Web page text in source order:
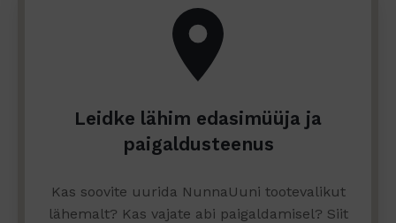
Leidke lähim edasimüüja ja
paigaldusteenus
Kas soovite uurida NunnaUuni tootevalikut
lähemalt? Kas vajate abi paigaldamisel? Siit